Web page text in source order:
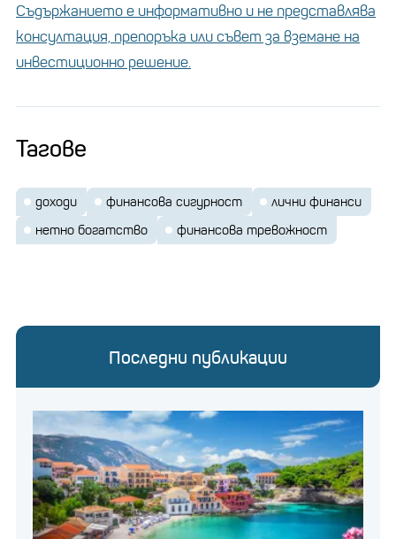
Съдържанието е информативно и не представлява
консултация, препоръка или съвет за вземане на
инвестиционно решение.
Тагове
доходи финансова сигурност
лични финанси
нетно богатство
финансова тревожност
Последни публикации